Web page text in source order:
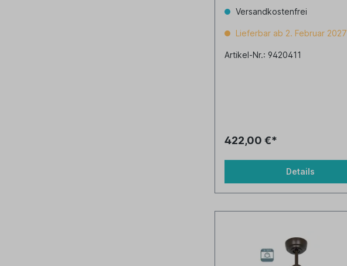
Versandkostenfrei
Lieferbar ab 2. Februar 2027
Artikel-Nr.: 9420411
422,00 €*
Details